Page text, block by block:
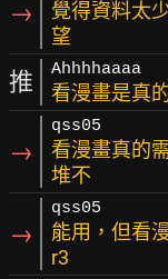
→
覺得資料太
望
推 Ahhhhaaaa
看漫畫是真
→
qss05
看漫畫真的
堆不
→
qss05
能用，但看
r3